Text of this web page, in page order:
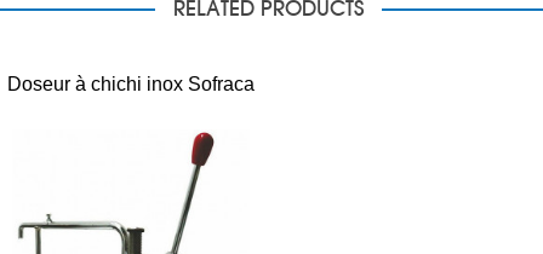
RELATED PRODUCTS
Doseur à chichi inox Sofraca